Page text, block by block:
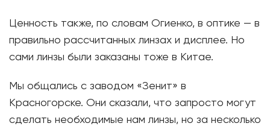
Ценность также, по словам Огиенко, в оптике — в
правильно рассчитанных линзах и дисплее. Но
сами линзы были заказаны тоже в Китае.
Мы общались с заводом «Зенит» в
Красногорске. Они сказали, что запросто могут
сделать необходимые нам линзы, но за несколько